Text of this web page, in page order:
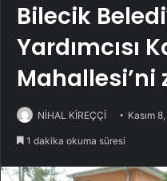
Bilecik
Yardımcısı
NİHAL KİREÇÇİ Kasım
1 dakika okuma süresi